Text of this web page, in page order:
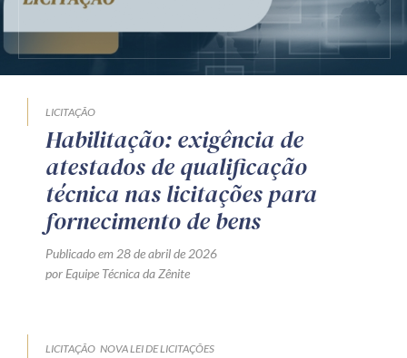
LICITAÇÃO
Habilitação: exigência de
atestados de qualificação
técnica nas licitações para
fornecimento de bens
Publicado em 28 de abril de 2026
por Equipe Técnica da Zênite
LICITAÇÃO NOVA LEI DE LICITAÇÕES